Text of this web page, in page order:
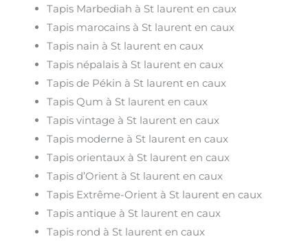
Tapis Marbediah à St laurent en caux
Tapis marocains à St laurent en caux
Tapis nain à St laurent en caux
Tapis népalais à St laurent en caux
Tapis de Pékin à St laurent en caux
Tapis Qum à St laurent en caux
Tapis vintage à St laurent en caux
Tapis moderne à St laurent en caux
Tapis orientaux à St laurent en caux
Tapis d’Orient à St laurent en caux
Tapis Extrême-Orient à St laurent en caux
Tapis antique à St laurent en caux
Tapis rond à St laurent en caux